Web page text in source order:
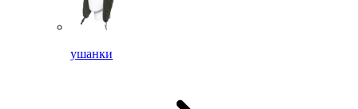
ушанки